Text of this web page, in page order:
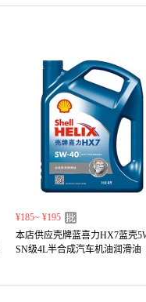
¥185~ ¥195
本店供应壳牌蓝喜力HX7蓝壳
SN级4L半合成汽车机油润滑油